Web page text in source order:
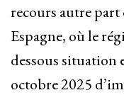
recours autre part
Espagne, où le
dessous situation
octobre 2025